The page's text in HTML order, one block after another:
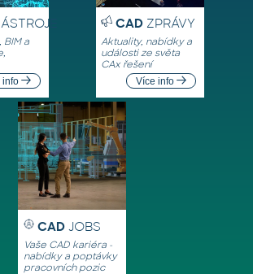
BIM a
info
CADZPRÁVY
Aktuality, nabídky a
události ze světa
CAx řešení
Více info
CAD JOBS
Vaše CAD kariéra -
nabídky a poptávky
pracovních pozic